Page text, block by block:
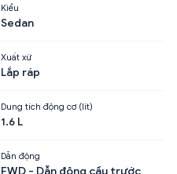
Kiểu
Sedan
Xuất xứ
Lắp ráp
Dung tích động cơ (lít)
1.6 L
Dẫn động
FWD - Dẫn động cầu trước